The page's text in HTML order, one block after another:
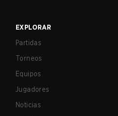
EXPLORAR
Partidas
Torneos
Equipos
Jugadores
Noticias